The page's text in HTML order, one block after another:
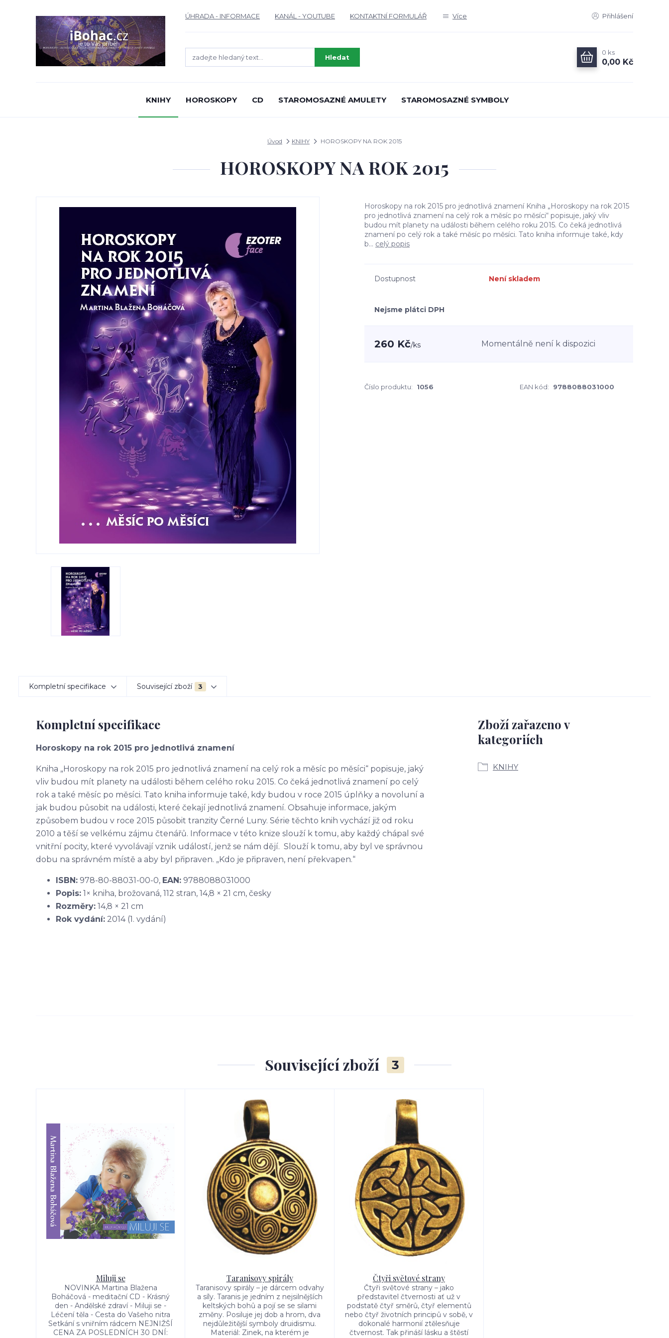
ÚHRADA - INFORMACE KANÁL - YOUTUBE KONTAKTNÍ FORMULÁŘ Více Přihlášení
Hledat
0 ks
0,00 Kč
KNIHY HOROSKOPY CD STAROMOSAZNÉ AMULETY STAROMOSAZNÉ SYMBOLY
Úvod KNIHY HOROSKOPY NA ROK 2015
HOROSKOPY NA ROK 2015
Horoskopy na rok 2015 pro jednotlivá znamení Kniha „Horoskopy na rok 2015
pro jednotlivá znamení na celý rok a měsíc po měsíci“ popisuje, jaký vliv
budou mít planety na události během celého roku 2015. Co čeká jednotlivá
znamení po celý rok a také měsíc po měsíci. Tato kniha informuje také, kdy
b... celý popis
Dostupnost Není skladem
Nejsme plátci DPH
260 Kč/ks Momentálně není k dispozici
Číslo produktu: 1056 EAN kód: 9788088031000
Kompletní specifikace Související zboží 3
Kompletní specifikace
Horoskopy na rok 2015 pro jednotlivá znamení
Kniha „Horoskopy na rok 2015 pro jednotlivá znamení na celý rok a měsíc po měsíci“ popisuje, jaký
vliv budou mít planety na události během celého roku 2015. Co čeká jednotlivá znamení po celý
rok a také měsíc po měsíci. Tato kniha informuje také, kdy budou v roce 2015 úplňky a novoluní a
jak budou působit na události, které čekají jednotlivá znamení. Obsahuje informace, jakým
způsobem budou v roce 2015 působit tranzity Černé Luny. Série těchto knih vychází již od roku
2010 a těší se velkému zájmu čtenářů. Informace v této knize slouží k tomu, aby každý chápal své
vnitřní pocity, které vyvolávají vznik událostí, jenž se nám dějí. Slouží k tomu, aby byl ve správnou
dobu na správném místě a aby byl připraven. „Kdo je připraven, není překvapen.“
ISBN: 978-80-88031-00-0, EAN: 9788088031000
Popis: 1× kniha, brožovaná, 112 stran, 14,8 × 21 cm, česky
Rozměry: 14,8 × 21 cm
Rok vydání: 2014 (1. vydání)
Zboží zařazeno v
kategoriích
KNIHY
Související zboží 3
Miluji se
NOVINKA Martina Blažena
Boháčová - meditační CD - Krásný
den - Andělské zdraví - Miluji se -
Léčení těla - Cesta do Vašeho nitra
Setkání s vniřním rádcem NEJNIŽŠÍ
CENA ZA POSLEDNÍCH 30 DNÍ:
Taranisovy spirály
Taranisovy spirály – je dárcem odvahy
a síly. Taranis je jedním z nejsilnějších
keltských bohů a pojí se se silami
změny. Posiluje jej dob a hrom, dva
nejdůležitější symboly druidismu.
Materiál: Zinek, na kterém je
Čtyři světové strany
Čtyři světové strany – jako
představitel čtvernosti ať už v
podstatě čtyř směrů, čtyř elementů
nebo čtyř životních principů v sobě, v
dokonalé harmonií ztělesňuje
čtvernost. Tak přináší lásku a štěstí